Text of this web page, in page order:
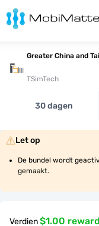
Greater China and
TSimTech
30 dagen
Let op
De bundel wordt
gemaakt.
Verdien$1.00